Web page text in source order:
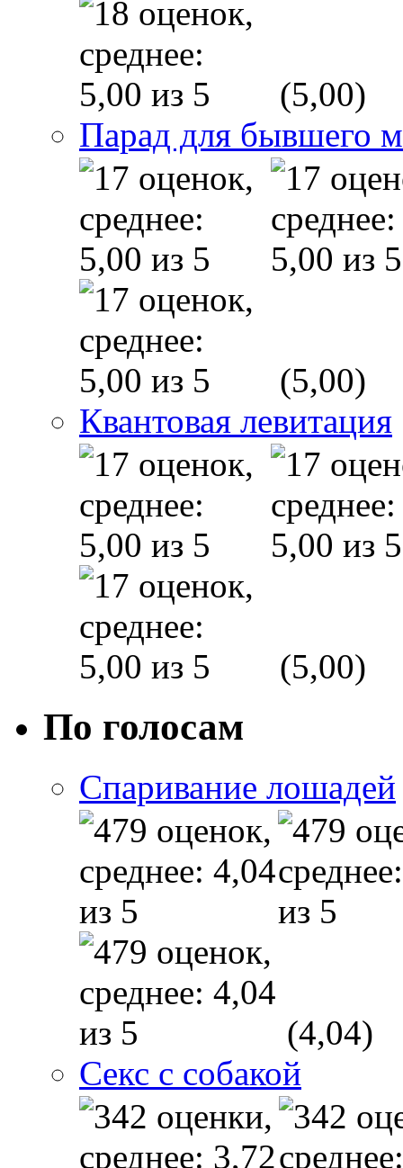
(5,00)
Парад для бывшего
(5,00)
Квантовая левитация
(5,00)
По голосам
Спаривание лошадей
(4,04)
Секс с собакой